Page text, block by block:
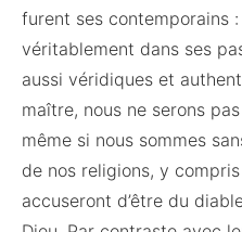
furent ses contemporains
véritablement dans ses
aussi véridiques et
maître, nous ne serons
même si nous sommes
de nos religions, y
accuseront d’être du